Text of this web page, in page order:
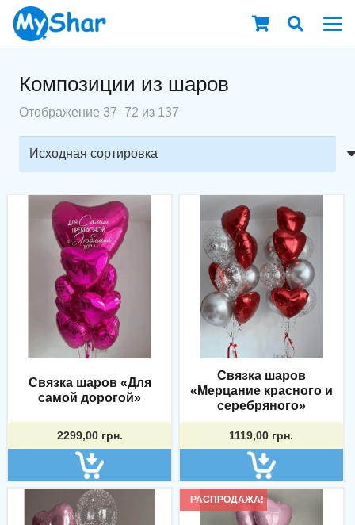
Композиции из шаров
Отображение 37–72 из 137
Связка шаров «Для
самой дорогой»
2299,00 грн.
Связка шаров
«Мерцание красного и
серебряного»
1119,00 грн.
РАСПРОДАЖА!